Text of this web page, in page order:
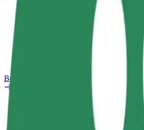
პრობლემის შეტყობინება
Bolt Plus
როგორ გავხდე გამომწერი